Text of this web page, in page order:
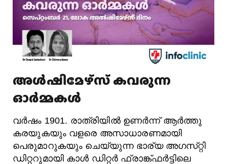
അൾഷിമേഴ്സ് കവരുന്ന
ഓർമ്മകൾ
വർഷം 1901. രാത്രിയിൽ ഉണർന്ന്‌ ആർത്തു
കരയുകയും വളരെ അസാധാരണമായി
പെരുമാറുകയും ചെയ്യുന്ന ഭാര്യ അഗസ്‌റ്റി
ഡിറ്ററുമായി കാൾ ഡിറ്റർ ഫ്രാങ്ക്‌ഫർട്ടിലെ